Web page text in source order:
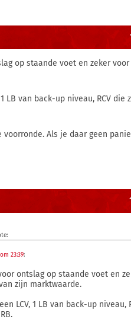
op staande voet en zeker
LB van back-up niveau, RCV die
voorronde. Als je daar geen
23:39:
ontslag op staande voet en
zijn marktwaarde.
LCV, 1 LB van back-up niveau,